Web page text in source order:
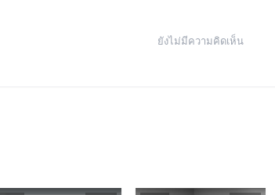
ยังไม่มีความคิดเห็น